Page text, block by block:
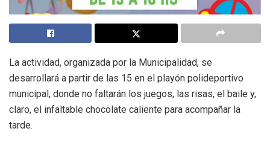
La actividad, organizada por la Municipalidad, se
desarrollará a partir de las 15 en el playón polideportivo
municipal, donde no faltarán los juegos, las risas, el baile y,
claro, el infaltable chocolate caliente para acompañar la
tarde.